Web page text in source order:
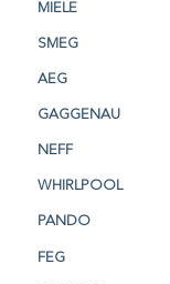
MIELE
SMEG
AEG
GAGGENAU
NEFF
WHIRLPOOL
PANDO
FEG